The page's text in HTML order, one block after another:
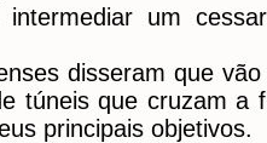
intermediar um
disseram que
túneis que cruzam a
principais objetivos.